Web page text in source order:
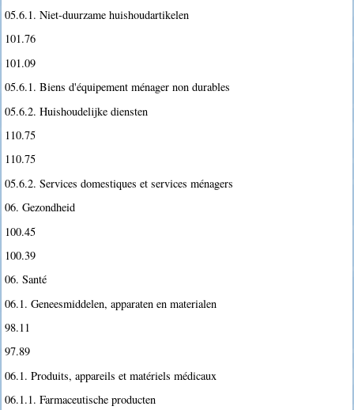
05.6.1. Niet-duurzame huishoudartikelen
101.76
101.09
05.6.1. Biens d'équipement ménager non durables
05.6.2. Huishoudelijke diensten
110.75
110.75
05.6.2. Services domestiques et services ménagers
06. Gezondheid
100.45
100.39
06. Santé
06.1. Geneesmiddelen, apparaten en materialen
98.11
97.89
06.1. Produits, appareils et matériels médicaux
06.1.1. Farmaceutische producten